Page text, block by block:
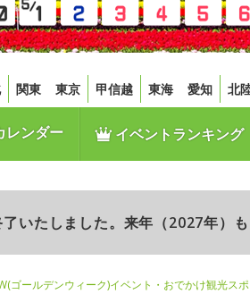
関東 東京 甲信越 東海 愛知 北
ンダー イベントランキング
いたしました。来年（2027年）も
ゴールデンウィーク)イベント・おでかけ観光スポ